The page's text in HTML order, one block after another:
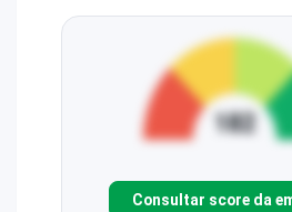
Consultar score da